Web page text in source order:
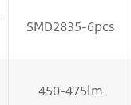
SMD2835-6pcs
450-475lm